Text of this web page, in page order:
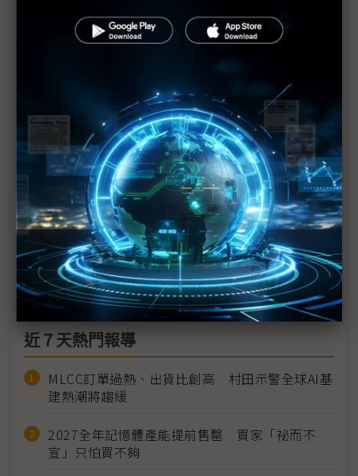
（獨家）英國太空政策轉向直接合作 UKSA首席科
學家：台灣是關鍵生態系夥伴
（獨家）Filtronic拿下SpaceX史上最大訂單 台廠穩
懋、稜研皆入列合作名單
（專訪）ADS Group處長：簽署MOU只是第一步 目
標打造台英太空生態系
（獨家）仁寶加速布局D2C直連手機技術 梁志賢：
目前與多家衛星業者接洽中
英國太空戰略轉向「在軌服務」 台灣重金深耕衛星
製造卡位發射空窗期
近７天熱門報導
MLCC訂單過熱、出貨比創高 村田示警全球AI基
建熱潮將趨緩
2027全年記憶體產能提前售罄 買家「祕而不
宣」只怕買不夠